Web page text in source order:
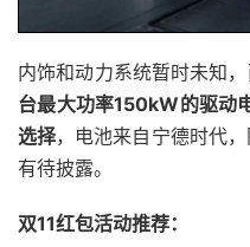
内饰和动力系统暂时未知
台最大功率150kW的驱动
选择，电池来自宁德时代
有待披露。
双11红包活动推荐：